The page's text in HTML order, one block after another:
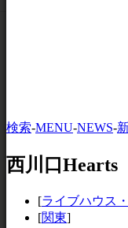
検索-MENU-NEWS-
西川口Hearts
[ライブハウス
[関東]